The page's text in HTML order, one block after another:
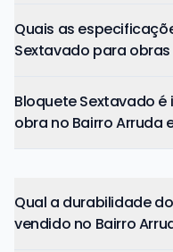
Quais as
Sextavado para
Bloquete Sextavado
obra no Bairro Arruda
Qual a durabilidade
vendido no Bairro